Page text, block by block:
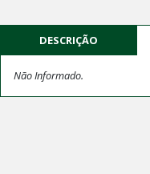
DESCRIÇÃO
Não Informado.